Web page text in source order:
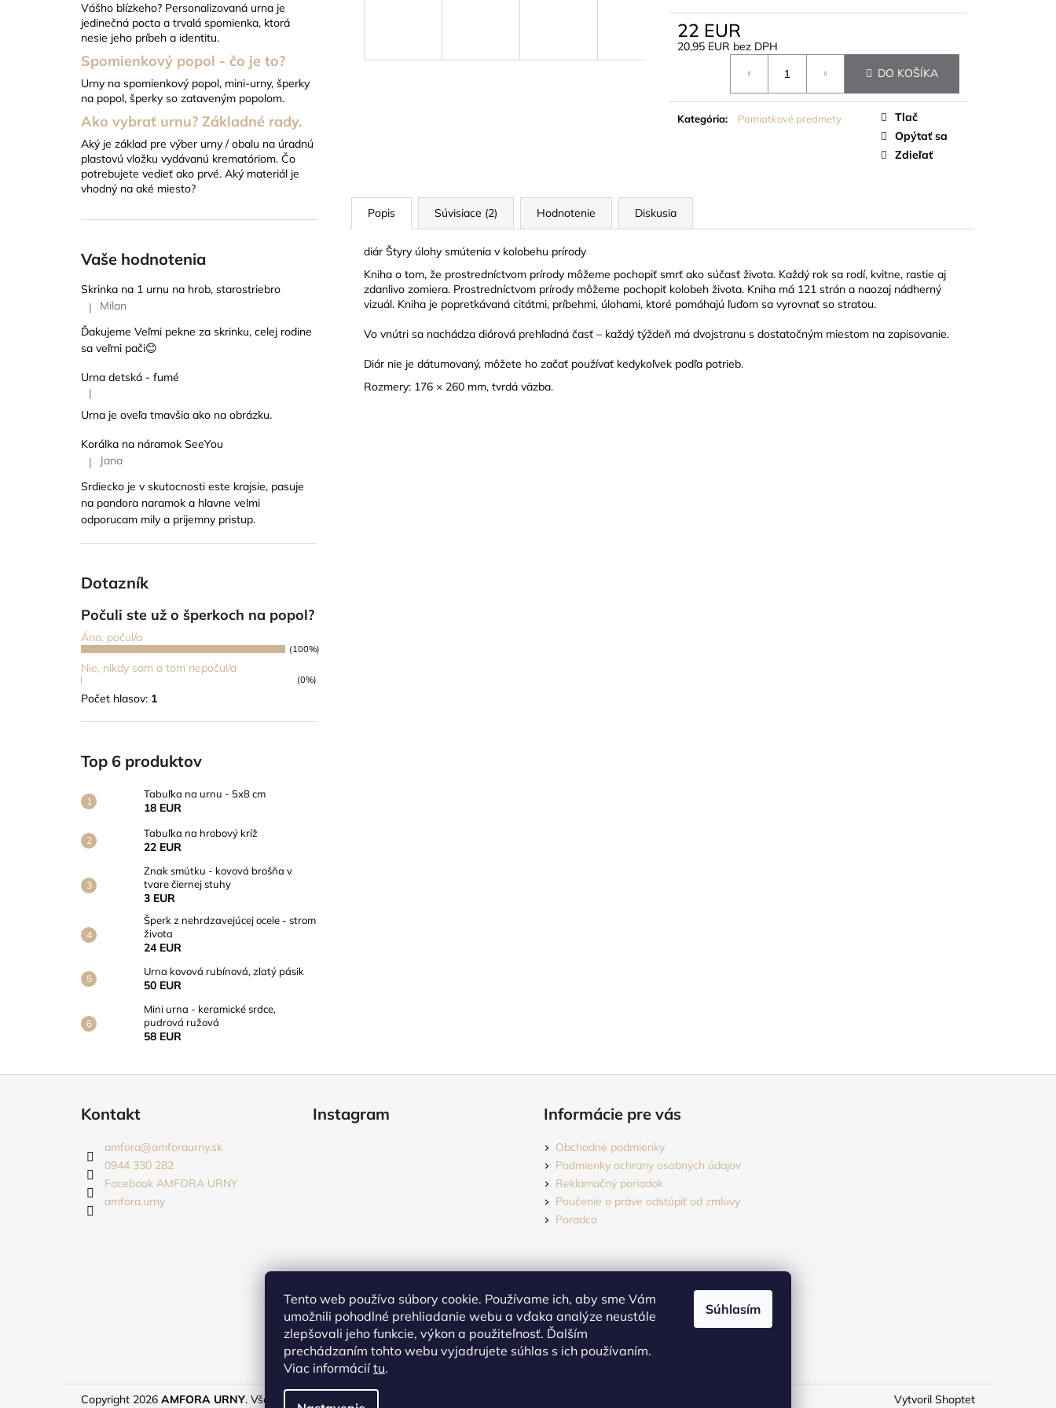
Tento web používa súbory cookie. Používame ich, aby sme Vám
umožnili pohodlné prehliadanie webu a vďaka analýze neustále
zlepšovali jeho funkcie, výkon a použiteľnosť. Ďalším
prechádzaním tohto webu vyjadrujete súhlas s ich používaním.
Viac informáciítu.
Súhlasím
Vášho blízkeho? Personalizovaná urna je
jedinečná pocta a trvalá spomienka, ktorá
nesie jeho príbeh a identitu.
Spomienkový popol - čo je to?
Urny na spomienkový popol, mini-urny, šperky
na popol, šperky so zataveným popolom.
Ako vybrať urnu? Základné rady.
Aký je základ pre výber urny / obalu na úradnú
plastovú vložku vydávanú krematóriom. Čo
potrebujete vedieť ako prvé. Aký materiál je
vhodný na aké miesto?
Vaše hodnotenia
Skrinka na 1 urnu na hrob, starostriebro
Hodnotenie produktu je 5 z 5 hviezdičiek.
|
Milan
Ďakujeme Veľmi pekne za skrinku, celej rodine
sa veľmi pači😊
Urna detská - fumé
Hodnotenie produktu je 5 z 5 hviezdičiek.
|
Urna je oveľa tmavšia ako na obrázku.
Korálka na náramok SeeYou
Hodnotenie produktu je 5 z 5 hviezdičiek.
|
Jana
Srdiecko je v skutocnosti este krajsie, pasuje
na pandora naramok a hlavne velmi
odporucam mily a prijemny pristup.
Dotazník
Počuli ste už o šperkoch na popol?
Áno, počul/a
(100%)
Nie, nikdy som o tom nepočul/a
(0%)
Počet hlasov: 1
Top 6 produktov
Tabuľka na urnu - 5x8 cm
18 EUR
Tabuľka na hrobový kríž
22 EUR
Znak smútku - kovová brošňa v
tvare čiernej stuhy
3 EUR
Šperk z nehrdzavejúcej ocele - strom
života
24 EUR
Urna kovová rubínová, zlatý pásik
50 EUR
Mini urna - keramické srdce,
pudrová ružová
58 EUR
22 EUR
20,95 EUR bez DPH
DO KOŠÍKA
Kategória: Pamiatkové predmety
Tlač
Opýtať sa
Zdieľať
Popis Súvisiace (2) Hodnotenie Diskusia
diár Štyry úlohy smútenia v kolobehu prírody
Kniha o tom, že prostredníctvom prírody môžeme pochopiť smrť ako súčasť života. Každý rok sa rodí, kvitne, rastie aj
zdanlivo zomiera. Prostredníctvom prírody môžeme pochopiť kolobeh života. Kniha má 121 strán a naozaj nádherný
vizuál. Kniha je popretkávaná citátmi, príbehmi, úlohami, ktoré pomáhajú ľuďom sa vyrovnať so stratou.
Vo vnútri sa nachádza diárová prehľadná časť – každý týždeň má dvojstranu s dostatočným miestom na zapisovanie.
Diár nie je dátumovaný, môžete ho začať používať kedykoľvek podľa potrieb.
Rozmery: 176 × 260 mm, tvrdá väzba.
18 EUR
Kontakt
amfora@amforaurny.sk
0944 330 282
Facebook AMFORA URNY
amfora.urny
Instagram
Sledovať na Instagrame
Informácie pre vás
Obchodné podmienky
Podmienky ochrany osobných údajov
Reklamačný poriadok
Poučenie o práve odstúpiť od zmluvy
Poradca
Vytvoril Shoptet
Copyright 2026 AMFORA URNY. Všetky práva vyhradené.